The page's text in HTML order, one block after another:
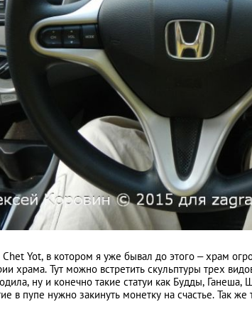
Yot, в котором я уже бывал до этого – храм
храма. Тут можно встретить скульптуры трех
ну и конечно такие статуи как Будды,
в пупе нужно закинуть монетку на счастье. Так